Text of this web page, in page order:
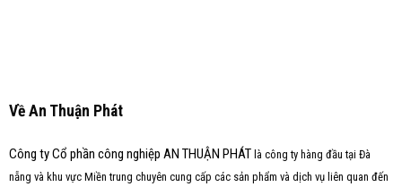
Về An Thuận Phát
Công ty Cổ phần công nghiệp AN THUẬN PHÁT là công ty hàng đầu tại Đà
nẵng và khu vực Miền trung chuyên cung cấp các sản phẩm và dịch vụ liên quan đến